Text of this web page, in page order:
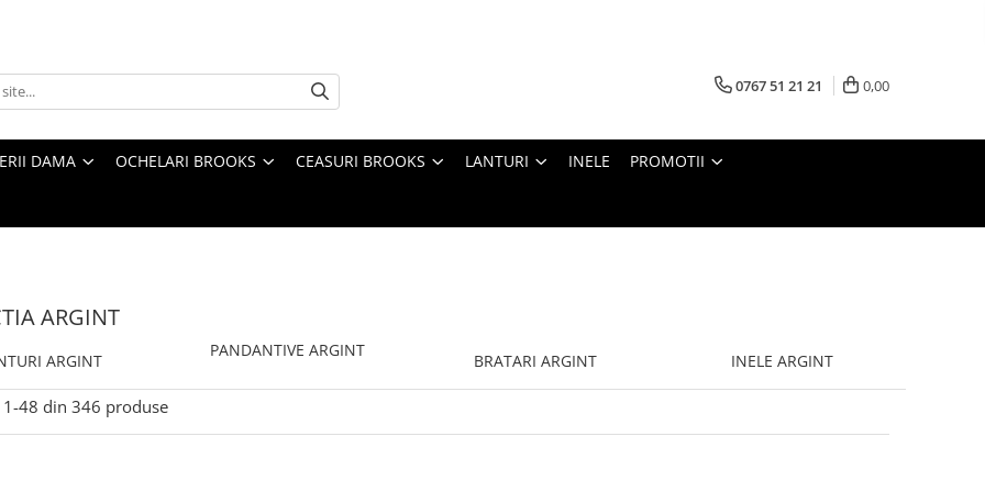
0767 51 21 21 0,00
DAMA OCHELARI BROOKS CEASURI BROOKS LANTURI INELE PROMOTII
ARGINT
ARGINT
PANDANTIVE ARGINT
BRATARI ARGINT INELE ARGINT
1-48 din 346 produse